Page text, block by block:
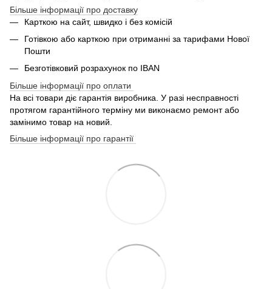
Більше інформації про доставку
Карткою на сайт, швидко і без комісій
Готівкою або карткою при отриманні за тарифами Нової
Пошти
Безготівковий розрахунок по IBAN
Більше інформації про оплати
На всі товари діє гарантія виробника. У разі несправності
протягом гарантійного терміну ми виконаємо ремонт або
замінимо товар на новий.
Більше інформації про гарантії